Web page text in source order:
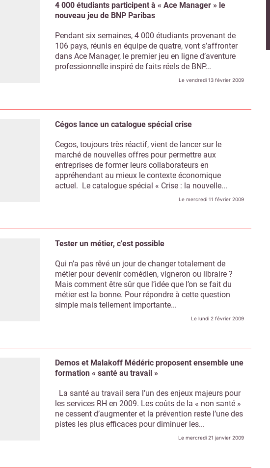
4 000 étudiants participent à « Ace Manager » le
nouveau jeu de BNP Paribas
Pendant six semaines, 4 000 étudiants provenant de
106 pays, réunis en équipe de quatre, vont s’affronter
dans Ace Manager, le premier jeu en ligne d’aventure
professionnelle inspiré de faits réels de BNP...
Le vendredi 13 février 2009
Cégos lance un catalogue spécial crise
Cegos, toujours très réactif, vient de lancer sur le
marché de nouvelles offres pour permettre aux
entreprises de former leurs collaborateurs en
appréhendant au mieux le contexte économique
actuel. Le catalogue spécial « Crise : la nouvelle...
Le mercredi 11 février 2009
Tester un métier, c’est possible
Qui n’a pas rêvé un jour de changer totalement de
métier pour devenir comédien, vigneron ou libraire ?
Mais comment être sûr que l’idée que l’on se fait du
métier est la bonne. Pour répondre à cette question
simple mais tellement importante...
Le lundi 2 février 2009
Demos et Malakoff Médéric proposent ensemble une
formation « santé au travail »
La santé au travail sera l’un des enjeux majeurs pour
les services RH en 2009. Les coûts de la « non santé »
ne cessent d’augmenter et la prévention reste l’une des
pistes les plus efficaces pour diminuer les...
Le mercredi 21 janvier 2009